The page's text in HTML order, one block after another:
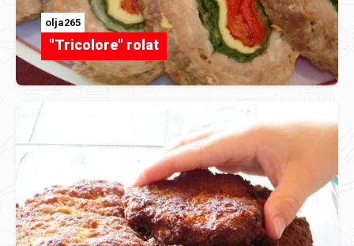
olja265
"Tricolore" rolat